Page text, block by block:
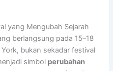
yang Mengubah Sejarah
berlangsung pada 15–18
bukan sekadar festival
simbol perubahan